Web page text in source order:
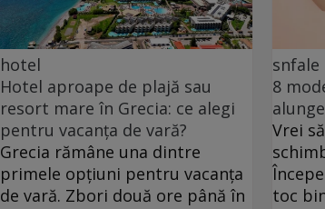
hotel
Hotel aproape de plajă sau
resort mare în Grecia: ce alegi
pentru vacanța de vară?
Grecia rămâne una dintre
primele opțiuni pentru vacanța
de vară. Zbori două ore până în
snfale
8
Vrei
toc